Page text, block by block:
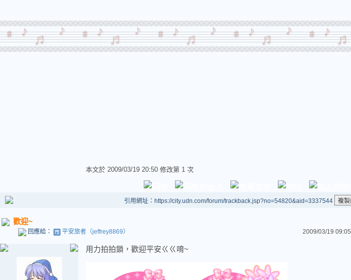
本文於 2009/03/19 20:50 修改第 1 次
引用網址：https://city.udn.com/forum/trackback.jsp?no=54820&aid=3337544
歡迎~
回應給： 平安旅者（jeffrey8869） 2009/03/19 09:05
用力拍拍鎖，歡迎平安ㄍㄍ唷~